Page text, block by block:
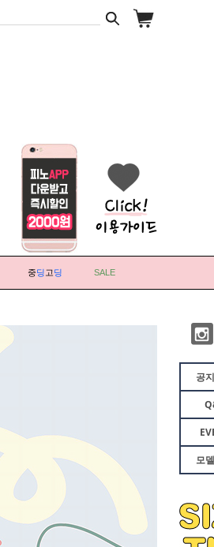
공
모
중딩고딩 SALE